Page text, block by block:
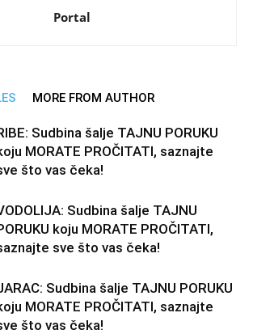
Portal
MORE FROM AUTHOR
Sudbina šalje TAJNU PORUKU
MORATE PROČITATI, saznajte
što vas čeka!
Sudbina šalje TAJNU
koju MORATE PROČITATI,
sve što vas čeka!
Sudbina šalje TAJNU PORUKU
MORATE PROČITATI, saznajte
što vas čeka!